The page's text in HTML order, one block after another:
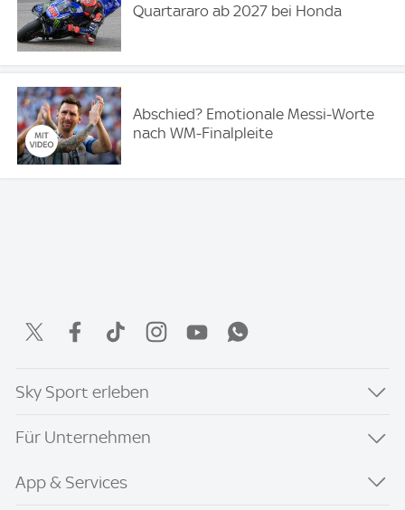
Quartararo ab 2027 bei Honda
Abschied? Emotionale Messi-Worte
nach WM-Finalpleite
Sky Sport erleben
Für Unternehmen
App & Services